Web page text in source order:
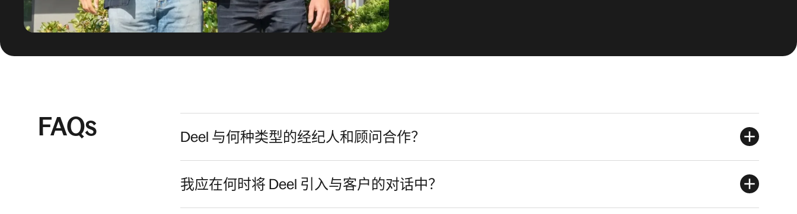
FAQs Deel 与何种类型的经纪人和顾问合作？
我应在何时将 Deel 引入与客户的对话中？